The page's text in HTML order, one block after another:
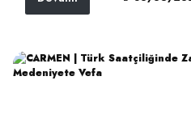
Redentore, Arsenale,
teknik ve kültürel
karakterlerle bileğe taşır.